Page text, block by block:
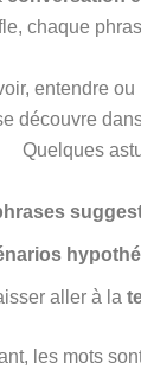
chaque
entendre
découvre
Quelques
aller à la
les mots